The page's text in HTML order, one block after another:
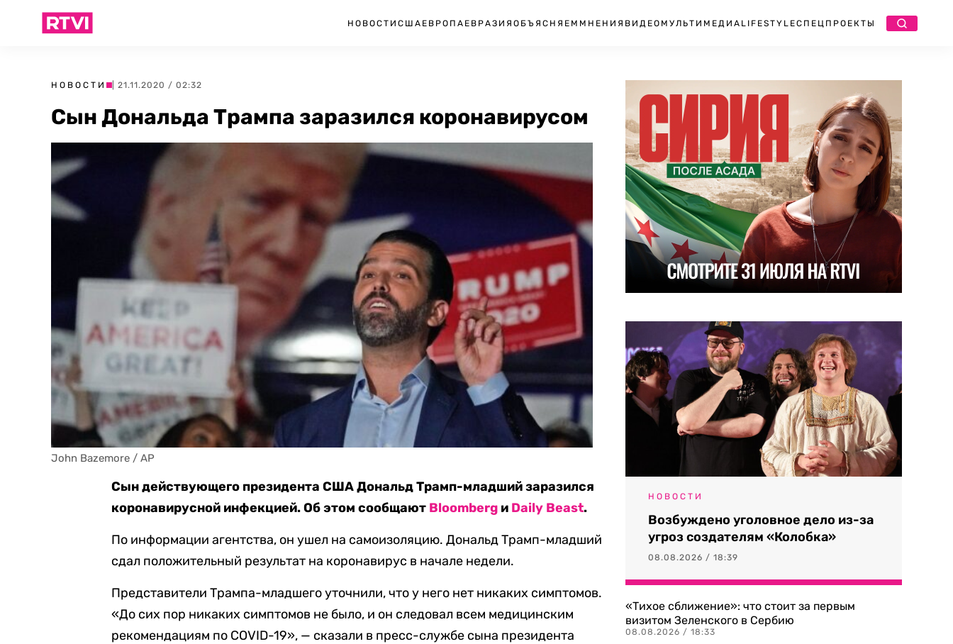
НОВОСТИ США ЕВРОПА ЕВРАЗИЯ ОБЪЯСНЯЕМ МНЕНИЯ ВИДЕО МУЛЬТИМЕДИА LIFESTYLEСПЕЦПРОЕКТЫ
НОВОСТИ | 21.11.2020 / 02:32
Сын Дональда Трампа заразился коронавирусом
John Bazemore / AP
Сын действующего президента США Дональд Трамп-младший заразился
коронавирусной инфекцией. Об этом сообщают Bloomberg и Daily Beast.
По информации агентства, он ушел на самоизоляцию. Дональд Трамп-младший
сдал положительный результат на коронавирус в начале недели.
Представители Трампа-младшего уточнили, что у него нет никаких симптомов.
«До сих пор никаких симптомов не было, и он следовал всем медицинским
рекомендациям по COVID-19», — сказали в пресс-службе сына президента
НОВОСТИ
Возбуждено уголовное дело из-за
угроз создателям «Колобка»
08.08.2026 / 18:39
«Тихое сближение»: что стоит за первым
визитом Зеленского в Сербию
08.08.2026 / 18:33